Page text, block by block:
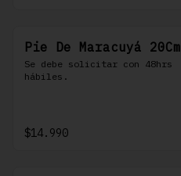
Pie De Maracuyá 20Cm
Se debe solicitar con 48hrs
hábiles.
$14.990